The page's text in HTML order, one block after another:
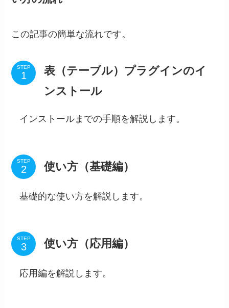
この記事の簡単な流れです。
STEP
表（テーブル）プラグインのイ
ンストール
インストールまでの手順を解説します。
STEP 使い方（基礎編）
基礎的な使い方を解説します。
STEP 使い方（応用編）
応用編を解説します。